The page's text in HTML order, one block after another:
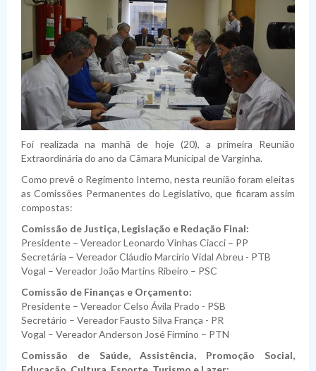
Foi realizada na manhã de hoje (20), a primeira Reunião
Extraordinária do ano da Câmara Municipal de Varginha.
Como prevê o Regimento Interno, nesta reunião foram eleitas
as Comissões Permanentes do Legislativo, que ficaram assim
compostas:
Comissão de Justiça, Legislação e Redação Final:
Presidente – Vereador Leonardo Vinhas Ciacci – PP
Secretária – Vereador Cláudio Marcírio Vidal Abreu - PTB
Vogal – Vereador João Martins Ribeiro – PSC
Comissão de Finanças e Orçamento:
Presidente – Vereador Celso Ávila Prado - PSB
Secretário – Vereador Fausto Silva França - PR
Vogal – Vereador Anderson José Firmino – PTN
Comissão de Saúde, Assistência, Promoção Social,